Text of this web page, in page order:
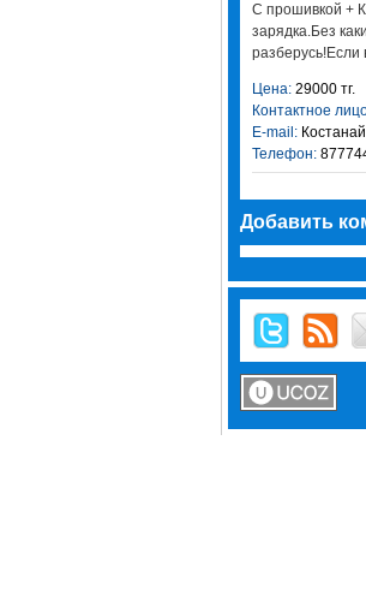
С прошивкой +
зарядка.Без
разберусь!Если
Цена:29000 тг.
Контактное
E-mail:Костанай
Телефон:
Добавить